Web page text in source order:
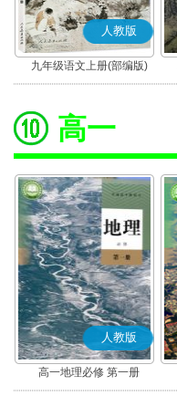
人教版
九年级语文上册(部编版)
高一
人教版
高一地理必修 第一册